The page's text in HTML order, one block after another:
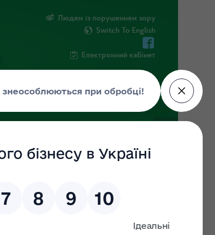
Людям із порушенням зору
Switch To English
Електронний кабінет